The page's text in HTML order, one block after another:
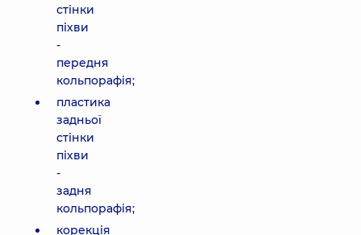
стінки
піхви
-
передня
кольпорафія;
пластика
задньої
стінки
піхви
-
задня
кольпорафія;
корекція